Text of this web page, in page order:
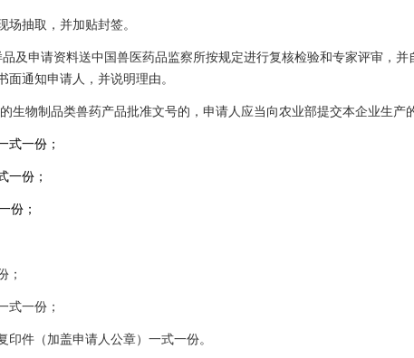
抽取，并加贴封签。
申请资料送中国兽医药品监察所按规定进行复核检验和专家评审，
通知申请人，并说明理由。
生物制品类兽药产品批准文号的，申请人应当向农业部提交本企业生产
式一份；
份；
份；
；
一份；
件（加盖申请人公章）一式一份。